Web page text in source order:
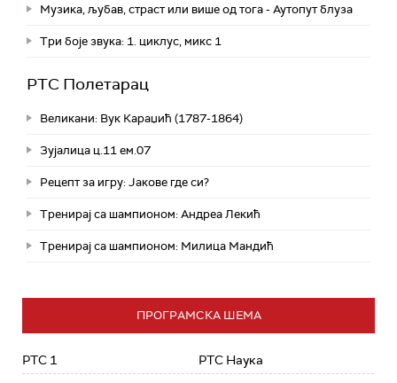
Музика, љубав, страст или више од тога - Аутопут блуза
Три боје звука: 1. циклус, микс 1
РТС Полетарац
Великани: Вук Караџић (1787-1864)
Зујалица ц.11 ем.07
Рецепт за игру: Јакове где си?
Тренирај са шампионом: Андреа Лекић
Тренирај са шампионом: Милица Мандић
ПРОГРАМСКА ШЕМА
РТС 1 РТС Наука